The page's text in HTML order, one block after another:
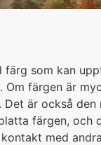
färg som kan
Om färgen är
är också den
färgen, och
med